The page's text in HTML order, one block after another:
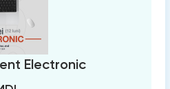
Electronic